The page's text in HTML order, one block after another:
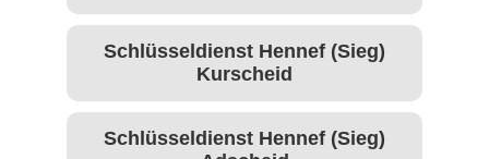
Schlüsseldienst Hennef (Sieg)
Kurscheid
Schlüsseldienst Hennef (Sieg)